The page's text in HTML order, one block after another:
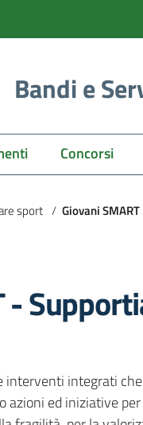
Bandi e
Concorsi
sport / Giovani
-
interventi integrati
azioni ed iniziative